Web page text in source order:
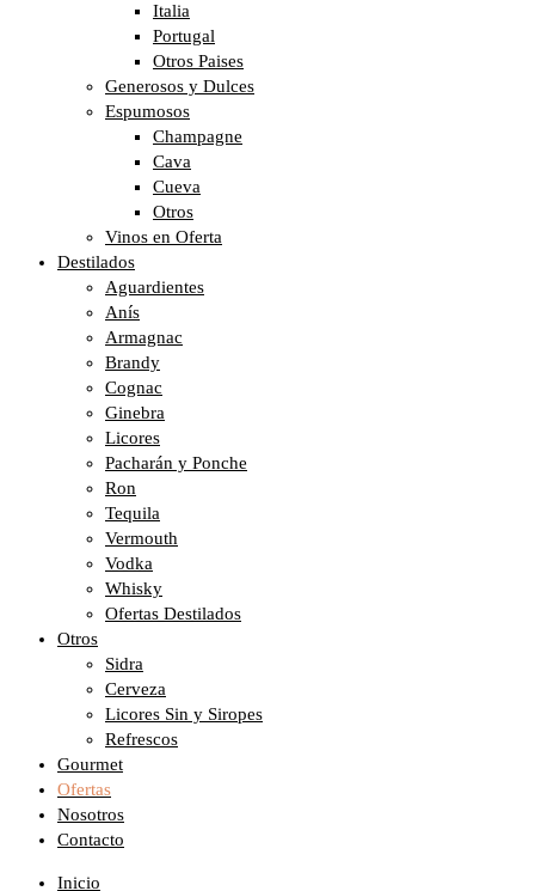
Italia
Portugal
Otros Paises
Generosos y Dulces
Espumosos
Champagne
Cava
Cueva
Otros
Vinos en Oferta
Destilados
Aguardientes
Anís
Armagnac
Brandy
Cognac
Ginebra
Licores
Pacharán y Ponche
Ron
Tequila
Vermouth
Vodka
Whisky
Ofertas Destilados
Otros
Sidra
Cerveza
Licores Sin y Siropes
Refrescos
Gourmet
Ofertas
Nosotros
Contacto
Inicio